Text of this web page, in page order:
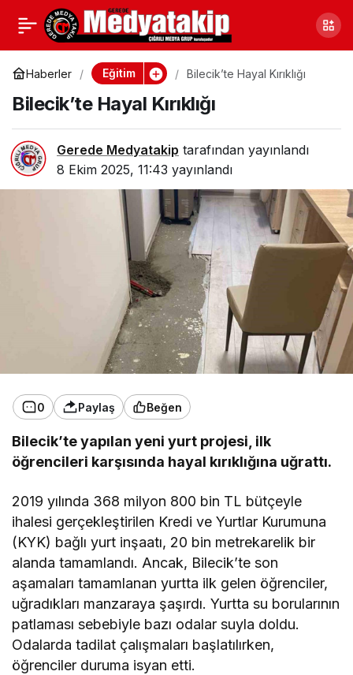
Haberler Eğitim Bilecik’te Hayal Kırıklığı
Bilecik’te Hayal Kırıklığı
Gerede Medyatakip tarafından yayınlandı
8 Ekim 2025, 11:43 yayınlandı
0 Paylaş Beğen
Bilecik’te yapılan yeni yurt projesi, ilk
öğrencileri karşısında hayal kırıklığına uğrattı.
2019 yılında 368 milyon 800 bin TL bütçeyle
ihalesi gerçekleştirilen Kredi ve Yurtlar Kurumuna
(KYK) bağlı yurt inşaatı, 20 bin metrekarelik bir
alanda tamamlandı. Ancak, Bilecik’te son
aşamaları tamamlanan yurtta ilk gelen öğrenciler,
uğradıkları manzaraya şaşırdı. Yurtta su borularının
patlaması sebebiyle bazı odalar suyla doldu.
Odalarda tadilat çalışmaları başlatılırken,
öğrenciler duruma isyan etti.
Eskişehir’de Araba Çalıp
Polisten Kaçmaya
Çalışan Şüpheli
Yakalandı
Paylaş